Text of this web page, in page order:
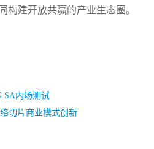
构建开放共赢的产业生态圈。
SA内场测试
切片商业模式创新